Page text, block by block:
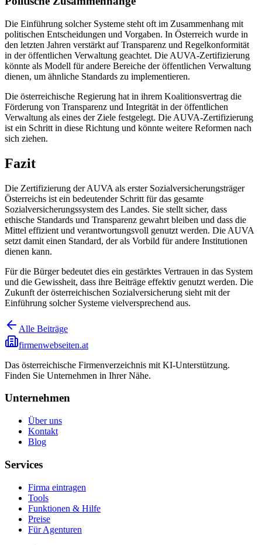
Die Einführung solcher Systeme steht oft im Zusammenhang mit
politischen Entscheidungen und Vorgaben. In Österreich wurde in
den letzten Jahren verstärkt auf Transparenz und Regelkonformität
in der öffentlichen Verwaltung geachtet. Die AUVA-Zertifizierung
könnte als Modell für andere Bereiche der öffentlichen Verwaltung
dienen, um ähnliche Standards zu implementieren.
Die österreichische Regierung hat in ihrem Koalitionsvertrag die
Förderung von Transparenz und Integrität in der öffentlichen
Verwaltung als eines der Ziele festgelegt. Die AUVA-Zertifizierung
ist ein Schritt in diese Richtung und könnte weitere Reformen nach
sich ziehen.
Fazit
Die Zertifizierung der AUVA als erster Sozialversicherungsträger
Österreichs ist ein bedeutender Schritt für das gesamte
Sozialversicherungssystem des Landes. Sie stellt sicher, dass
ethische Standards und Transparenz gewahrt bleiben und dass die
Mittel effizient und verantwortungsvoll genutzt werden. Die AUVA
setzt damit einen Standard, der als Vorbild für andere Institutionen
dienen kann.
Für die Bürger bedeutet dies ein gestärktes Vertrauen in das System
und die Gewissheit, dass ihre Beiträge effektiv genutzt werden. Die
Zukunft der österreichischen Sozialversicherung sieht mit der
Einführung solcher Systeme vielversprechend aus.
Alle Beiträge
firmenwebseiten.at
Das österreichische Firmenverzeichnis mit KI-Unterstützung.
Finden Sie Unternehmen in Ihrer Nähe.
Unternehmen
Über uns
Kontakt
Blog
Services
Firma eintragen
Tools
Funktionen & Hilfe
Preise
Für Agenturen